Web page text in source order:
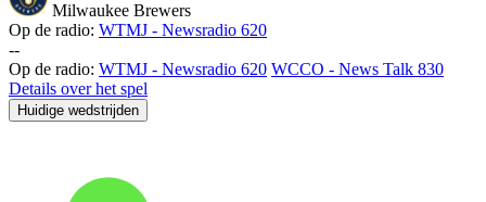
Milwaukee Brewers
Op de radio: WTMJ - Newsradio 620
--
Op de radio: WTMJ - Newsradio 620 WCCO - News Talk 830
Details over het spel
Huidige wedstrijden